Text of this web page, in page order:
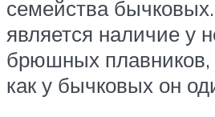
семейства
является наличие у
брюшных плавников,
как у бычковых он